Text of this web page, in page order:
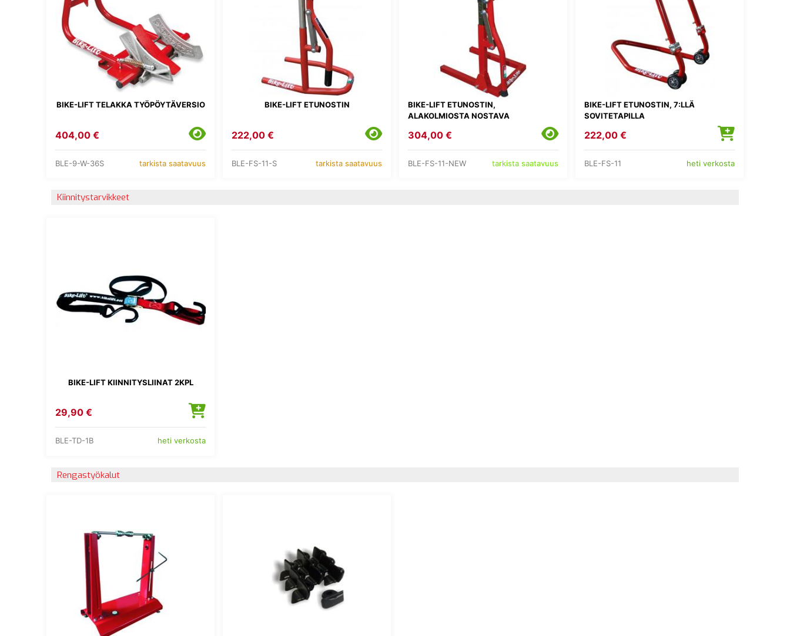
BIKE-LIFT TELAKKA TYÖPÖYTÄVERSIO
404,00 €
BLE-9-W-36S tarkista saatavuus
BIKE-LIFT ETUNOSTIN
222,00 €
BLE-FS-11-S tarkista saatavuus
BIKE-LIFT ETUNOSTIN,
ALAKOLMIOSTA NOSTAVA
304,00 €
BLE-FS-11-NEW tarkista saatavuus
BIKE-LIFT ETUNOSTIN, 7:LLÄ
SOVITETAPILLA
222,00 €
BLE-FS-11 heti verkosta
Kiinnitystarvikkeet
BIKE-LIFT KIINNITYSLIINAT 2KPL
29,90 €
BLE-TD-1B heti verkosta
Rengastyökalut